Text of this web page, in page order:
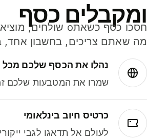
ומקבלים כסף
מה שאתם צריכים, בחשבון אחד,
נהלו את הכסף שלכם מכל
שמרו את המטבעות שלכם
כרטיס חיוב בינלאומי
לעולם אל תדאגו לגבי